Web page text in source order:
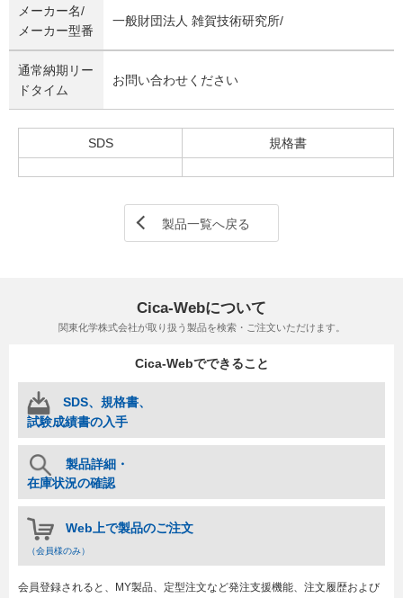
メーカー名/
メーカー型番
一般財団法人 雑賀技術研究所/
通常納期リー
ドタイム
お問い合わせください
SDS 規格書
製品一覧へ戻る
Cica-Webについて
関東化学株式会社が取り扱う製品を検索・ご注文いただけます。
Cica-Webでできること
SDS、規格書、
試験成績書の入手
製品詳細・
在庫状況の確認
Web上で製品のご注文
（会員様のみ）
会員登録されると、MY製品、定型注文など発注支援機能、注文履歴および